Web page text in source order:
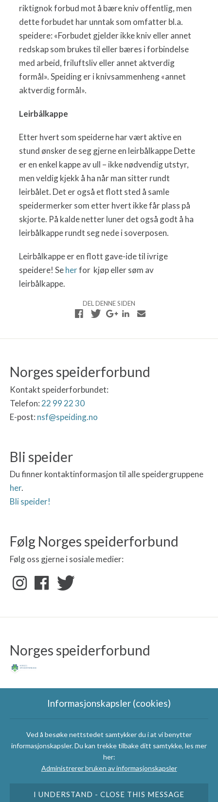
riktignok forbud mot å bære kniv offentlig, men
dette forbudet har unntak som omfatter bl.a.
speidere: «Forbudet gjelder ikke kniv eller annet
redskap som brukes til eller bæres i forbindelse
med arbeid, friluftsliv eller annet aktverdig
formål». Speiding er i knivsammenheng «annet
aktverdig formål».
Leirbålkappe
Etter hvert som speiderne har vært aktive en
stund ønsker de seg gjerne en leirbålkappe Dette
er en enkel kappe av ull – ikke nødvendig utstyr,
men veldig kjekk å ha når man sitter rundt
leirbålet. Det er også et flott sted å samle
speidermerker som etter hvert ikke får plass på
skjorte. På kalde netter luner det også godt å ha
leirbålkappe rundt seg nede i soverposen.
Leirbålkappe er en flott gave-ide til ivrige
speidere! Seherfor kjøp eller søm av
leirbålkappe.
DEL DENNE SIDEN
Norges speiderforbund
Kontakt speiderforbundet:
Telefon: 22 99 22 30
E-post: nsf@speiding.no
Bli speider
Du finner kontaktinformasjon til alle speidergruppene
her.
Bli speider!
Følg Norges speiderforbund
Følg oss gjerne i sosiale medier:
Norges speiderforbund
Følg Charlottenlund
Informasjonskapsler (cookies)
Ved å besøke nettstedet samtykker du i at vi benytter
informasjonskapsler. Du kan trekke tilbake ditt samtykke, les mer
her:
Administrerer bruken av informasjonskapsler
I UNDERSTAND - CLOSE THIS MESSAGE